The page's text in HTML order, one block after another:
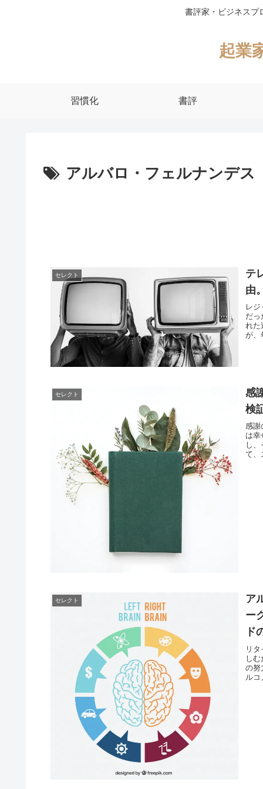
書評家・ビジネス
起業
習慣化 書評
アルバロ・フェルナンデス
セレクト
テ
由
レ
だっ
れた
が、
セレクト
感
検
感謝
は幸
し
て、
セレクト
ア
ー
ド
リ
し
の努
ル